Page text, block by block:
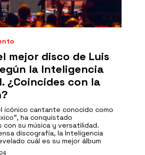
mejor disco de Luis
la Inteligencia
¿Coincides con la
icónico cantante conocido como
ha conquistado
con su música y versatilidad.
discografía, la Inteligencia
cuál es su mejor álbum